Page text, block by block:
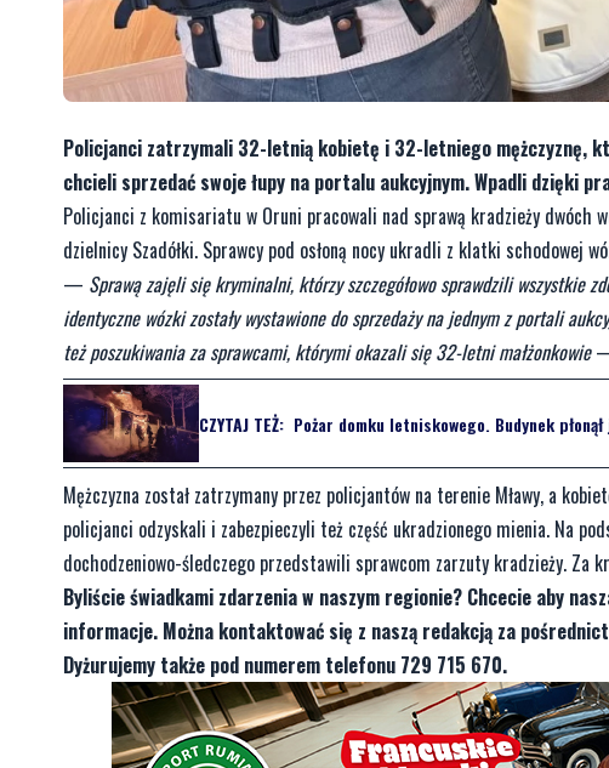
Policjanci zatrzymali 32-letnią kobietę i 32-letniego mężczyznę,
chcieli sprzedać swoje łupy na portalu aukcyjnym. Wpadli dzięki
Policjanci z komisariatu w Oruni pracowali nad sprawą kradzieży
dzielnicy Szadółki. Sprawcy pod osłoną nocy ukradli z klatki schodowej
— Sprawą zajęli się kryminalni, którzy szczegółowo sprawdzili wszystkie
identyczne wózki zostały wystawione do sprzedaży na jednym z portali
też poszukiwania za sprawcami, którymi okazali się 32-letni małżonkowie—
CZYTAJ TEŻ: Pożar domku letniskowego. Budynek
Mężczyzna został zatrzymany przez policjantów na terenie Mławy, a
policjanci odzyskali i zabezpieczyli też część ukradzionego mienia. Na
dochodzeniowo-śledczego przedstawili sprawcom zarzuty kradzieży. Za
Byliście świadkami zdarzenia w naszym regionie? Chcecie aby
informacje. Można kontaktować się z naszą redakcją za
Dyżurujemy także pod numerem telefonu 729 715 670.